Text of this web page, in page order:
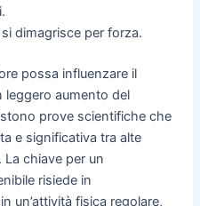
dimagrisce per forza.
possa influenzare il
leggero aumento del
prove scientifiche che
e significativa tra alte
chiave per un
risiede in
un’attività fisica regolare,